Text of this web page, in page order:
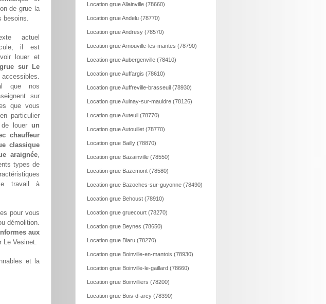
de grue la
besoins.
actuel
il est
louer et
sur Le
que nos
sur
que vous
particulier
louer un
chauffeur
classique
araignée,
types de
travail à
pour vous
démolition.
aux
Le Vesinet.
et la
Location grue Allainville (78660)
Location grue Andelu (78770)
Location grue Andresy (78570)
Location grue Arnouville-les-mantes (78790)
Location grue Aubergenville (78410)
Location grue Auffargis (78610)
Location grue Auffreville-brasseuil (78930)
Location grue Aulnay-sur-mauldre (78126)
Location grue Auteuil (78770)
Location grue Autouillet (78770)
Location grue Bailly (78870)
Location grue Bazainville (78550)
Location grue Bazemont (78580)
Location grue Bazoches-sur-guyonne (78490)
Location grue Behoust (78910)
Location grue gruecourt (78270)
Location grue Beynes (78650)
Location grue Blaru (78270)
Location grue Boinville-en-mantois (78930)
Location grue Boinville-le-gaillard (78660)
Location grue Boinvilliers (78200)
Location grue Bois-d-arcy (78390)